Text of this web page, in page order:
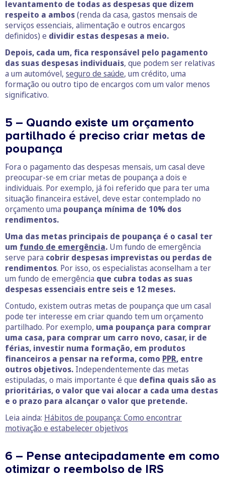
levantamento de todas as despesas que dizem
respeito a ambos(renda da casa, gastos mensais de
serviços essenciais, alimentação e outros encargos
definidos) e dividir estas despesas a meio.
Depois, cada um, fica responsável pelo pagamento
das suas despesas individuais, que podem ser relativas
a um automóvel, seguro de saúde, um crédito, uma
formação ou outro tipo de encargos com um valor menos
significativo.
5 – Quando existe um orçamento
partilhado é preciso criar metas de
poupança
Fora o pagamento das despesas mensais, um casal deve
preocupar-se em criar metas de poupança a dois e
individuais. Por exemplo, já foi referido que para ter uma
situação financeira estável, deve estar contemplado no
orçamento uma poupança mínima de 10% dos
rendimentos.
Uma das metas principais de poupança é o casal ter
um fundo de emergência. Um fundo de emergência
serve para cobrir despesas imprevistas ou perdas de
rendimentos. Por isso, os especialistas aconselham a ter
um fundo de emergência que cubra todas as suas
despesas essenciais entre seis e 12 meses.
Contudo, existem outras metas de poupança que um casal
pode ter interesse em criar quando tem um orçamento
partilhado. Por exemplo, uma poupança para comprar
uma casa, para comprar um carro novo, casar, ir de
férias, investir numa formação, em produtos
financeiros a pensar na reforma, como PPR, entre
outros objetivos. Independentemente das metas
estipuladas, o mais importante é que defina quais são as
prioritárias, o valor que vai alocar a cada uma destas
e o prazo para alcançar o valor que pretende.
Leia ainda: Hábitos de poupança: Como encontrar
motivação e estabelecer objetivos
6 – Pense antecipadamente em como
otimizar o reembolso de IRS